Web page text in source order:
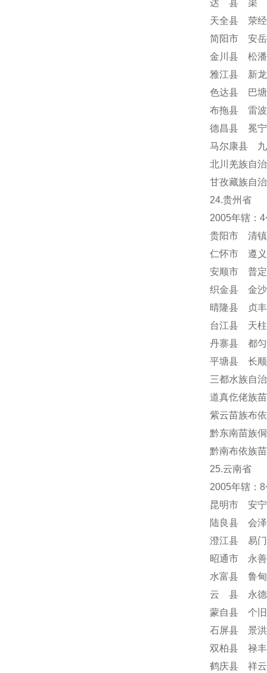
达 县 渠
天全县 荥
简阳市 安
金川县 松
雅江县 新
色达县 巴
布拖县 雷
德昌县 冕
马尔康县
北川羌族自
甘孜藏族自
24.贵州省
2005年辖：
贵阳市 清
仁怀市 遵
安顺市 普
织金县 金
晴隆县 贞
台江县 天
丹寨县 都
平塘县 长
三都水族自
道真仡佬族
紫云苗族布
黔东南苗族
黔南布依族
25.云南省
2005年辖：
昆明市 安
陆良县 会
澄江县 易
昭通市 永
水富县 鲁
云 县 永德
蒙自县 个
石屏县 景
双柏县 禄
鹤庆县 祥